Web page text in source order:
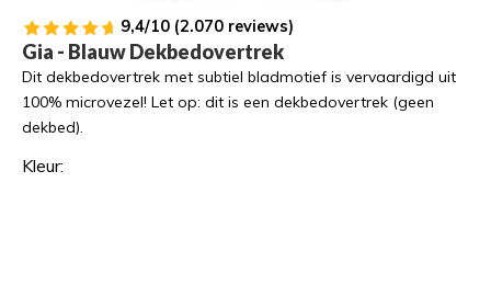
9,4/10 (2.070 reviews)
Gia - Blauw Dekbedovertrek
Dit dekbedovertrek met subtiel bladmotief is vervaardigd uit
100% microvezel! Let op: dit is een dekbedovertrek (geen
dekbed).
Kleur: